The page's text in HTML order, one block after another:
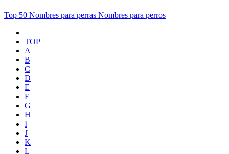
Top 50 Nombres para perras Nombres para perros
TOP
A
B
C
D
E
F
G
H
I
J
K
L